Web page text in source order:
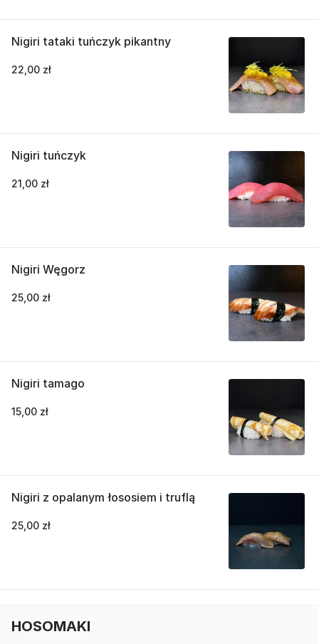
Nigiri tataki tuńczyk pikantny
22,00 zł
Nigiri tuńczyk
21,00 zł
Nigiri Węgorz
25,00 zł
Nigiri tamago
15,00 zł
Nigiri z opalanym łososiem i truflą
25,00 zł
HOSOMAKI